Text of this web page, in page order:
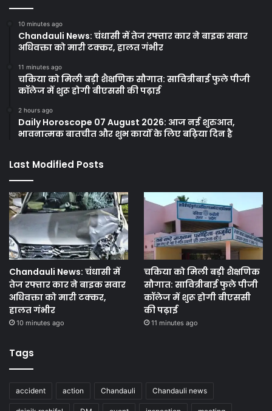
10 minutes ago
Chandauli News: चंधासी में तेज रफ्तार कार ने बाइक सवार
अधिवक्ता को मारी टक्कर, हालत गंभीर
11 minutes ago
चकिया को मिली बड़ी शैक्षणिक सौगात: सावित्रीबाई फुले पीजी
कॉलेज में शुरू होगी बीएससी की पढ़ाई
2 hours ago
Daily Horoscope 07 August 2026: आज नई शुरुआत,
भावनात्मक बातचीत और शुभ कार्यों के लिए बढ़िया दिन है
Last Modified Posts
Chandauli News: चंधासी में
तेज रफ्तार कार ने बाइक सवार
अधिवक्ता को मारी टक्कर,
हालत गंभीर
10 minutes ago
चकिया को मिली बड़ी शैक्षणिक
सौगात: सावित्रीबाई फुले पीजी
कॉलेज में शुरू होगी बीएससी
की पढ़ाई
11 minutes ago
Tags
accident action Chandauli Chandauli news